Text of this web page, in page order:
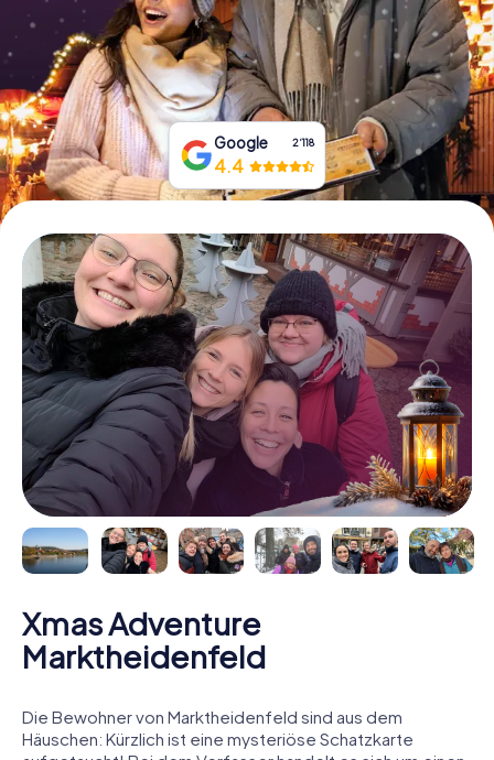
Gutscheine bestellen
Google 2‘118
4.4
Xmas Adventure
Marktheidenfeld
Die Bewohner von Marktheidenfeld sind aus dem
Häuschen: Kürzlich ist eine mysteriöse Schatzkarte